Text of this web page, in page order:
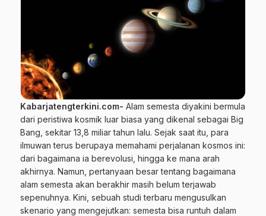
Kabarjatengterkini.com- Alam semesta diyakini bermula
dari peristiwa kosmik luar biasa yang dikenal sebagai Big
Bang , sekitar 13,8 miliar tahun lalu. Sejak saat itu, para
ilmuwan terus berupaya memahami perjalanan kosmos ini:
dari bagaimana ia berevolusi, hingga ke mana arah
akhirnya. Namun, pertanyaan besar tentang bagaimana
alam semesta akan berakhir masih belum terjawab
sepenuhnya. Kini, sebuah studi terbaru mengusulkan
skenario yang mengejutkan: semesta bisa runtuh dalam